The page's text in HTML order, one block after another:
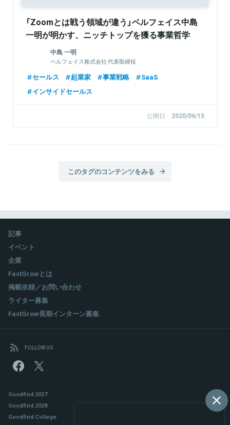
「Zoomとは戦う領域が違う」ベルフェイス中島
一明が明かす、ニッチトップを獲る事業哲学
中島 一明
ベルフェイス株式会社 代表取締役
セールス 起業家 事業戦略
SaaS
インサイドセールス
公開日 2020/06/15
このタグのコンテンツをみる
記事
イベント
企業
FastGrowとは
掲載依頼／お問い合わせ
ライター募集
FastGrow長期インターン募集
FOLLOW US
Goodfind 2027
Goodfind 2028
Goodfind College